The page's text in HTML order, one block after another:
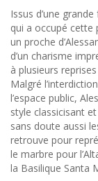
Issus d’une
qui a occupé cette
un proche
d’un charisme
à plusieurs
Malgré
l’espace public,
style classicisant
sans doute aussi
retrouve pour
le marbre pour
la Basilique Santa